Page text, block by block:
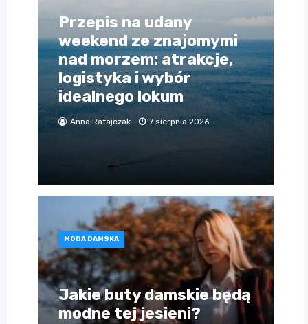
Przepis na udany
weekend ze znajomymi
nad morzem: atrakcje,
logistyka i wybór
idealnego lokum
Anna Ratajczak 7 sierpnia 2026
MODA DAMSKA
Jakie buty damskie będą
modne tej jesieni?